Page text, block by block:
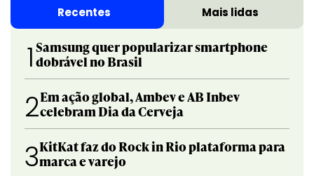
Recentes Mais lidas
1 Samsung quer popularizar smartphone
dobrável no Brasil
2Em ação global, Ambev e AB Inbev
celebram Dia da Cerveja
3KitKat faz do Rock in Rio plataforma para
marca e varejo